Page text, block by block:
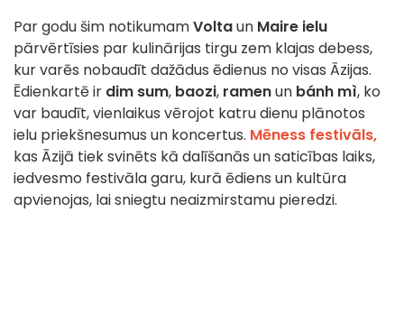
Par godu šim notikumamVoltaun Maire ielu
pārvērtīsies par kulinārijas tirgu zem klajas debess,
kur varēs nobaudīt dažādus ēdienus no visas Āzijas.
Ēdienkartē ir dim sum, baozi, ramenun bánh mì, ko
var baudīt, vienlaikus vērojot katru dienu plānotos
ielu priekšnesumus un koncertus. Mēness festivāls,
kas Āzijā tiek svinēts kā dalīšanās un saticības laiks,
iedvesmo festivāla garu, kurā ēdiens un kultūra
apvienojas, lai sniegtu neaizmirstamu pieredzi.